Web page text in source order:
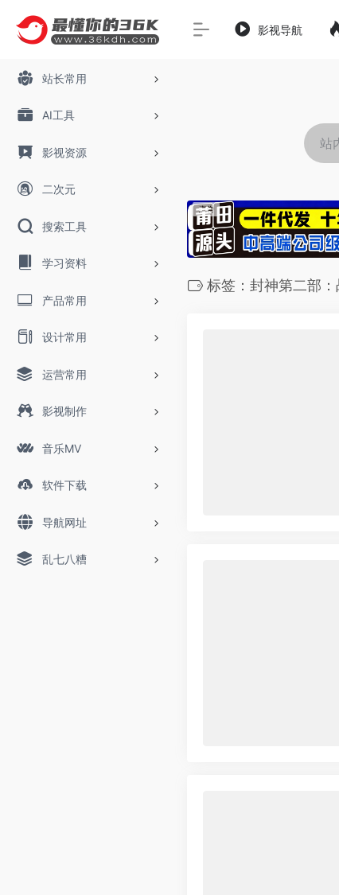
站长常用
AI工具
影视资源
二次元
搜索工具
学习资料
产品常用
设计常用
运营常用
影视制作
音乐MV
软件下载
导航网址
乱七八糟
影视导航
标签：封神第二部